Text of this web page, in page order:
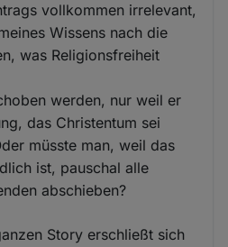
vollkommen irrelevant,
Wissens nach die
was Religionsfreiheit
werden, nur weil er
das Christentum sei
müsste man, weil das
ist, pauschal alle
abschieben?
Story erschließt sich